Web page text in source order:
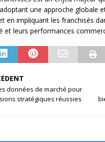
une approche globale
en impliquant les franchisés
et leurs performances
données de marché pour
stratégiques réussies